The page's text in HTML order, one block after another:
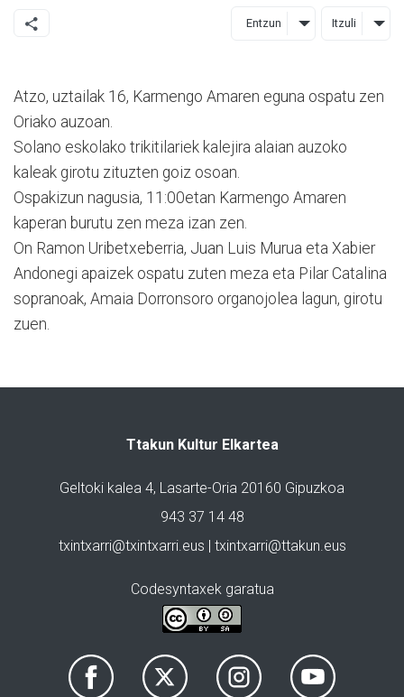
Entzun Itzuli
Atzo, uztailak 16, Karmengo Amaren eguna ospatu zen
Oriako auzoan.
Solano eskolako trikitilariek kalejira alaian auzoko
kaleak girotu zituzten goiz osoan.
Ospakizun nagusia, 11:00etan Karmengo Amaren
kaperan burutu zen meza izan zen.
On Ramon Uribetxeberria, Juan Luis Murua eta Xabier
Andonegi apaizek ospatu zuten meza eta Pilar Catalina
sopranoak, Amaia Dorronsoro organojolea lagun, girotu
zuen.
Ttakun Kultur Elkartea
Geltoki kalea 4, Lasarte-Oria 20160 Gipuzkoa
943 37 14 48
txintxarri@txintxarri.eus | txintxarri@ttakun.eus
Codesyntaxek garatua